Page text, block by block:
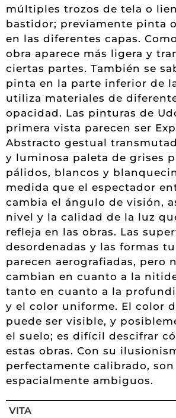
múltiples trozos de tela o
bastidor; previamente pinta
en las diferentes capas.
obra aparece más ligera y
ciertas partes. También se
pinta en la parte inferior de
utiliza materiales de
opacidad. Las pinturas de
primera vista parecen ser
Abstracto gestual
y luminosa paleta de grises
pálidos, blancos y
medida que el espectador
cambia el ángulo de visión,
nivel y la calidad de la luz
refleja en las obras. Las
desordenadas y las formas
parecen aerografiadas, pero
cambian en cuanto a la
tanto en cuanto a la
y el color uniforme. El color
puede ser visible, y
el suelo; es difícil descifrar
estas obras. Con su
perfectamente calibrado, son
espacialmente ambiguos.
VITA